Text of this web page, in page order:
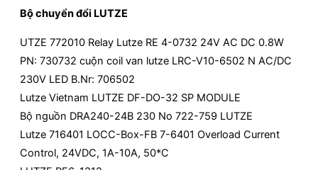
Bộ chuyển đổi LUTZE
UTZE 772010 Relay Lutze RE 4-0732 24V AC DC 0.8W
PN: 730732 cuộn coil van lutze LRC-V10-6502 N AC/DC
230V LED B.Nr: 706502
Lutze Vietnam LUTZE DF-DO-32 SP MODULE
Bộ nguồn DRA240-24B 230 No 722-759 LUTZE
Lutze 716401 LOCC-Box-FB 7-6401 Overload Current
Control, 24VDC, 1A-10A, 50*C